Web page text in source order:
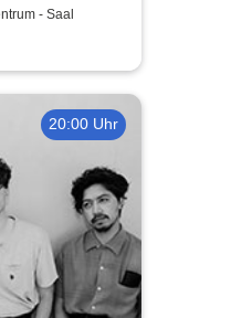
- Saal
20:00 Uhr